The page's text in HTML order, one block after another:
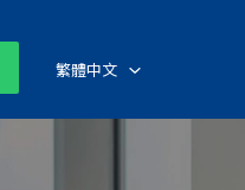
繁體中文